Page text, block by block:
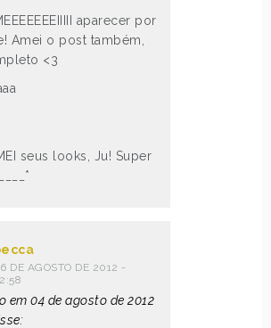
aparecer por
Amei o post também,
<3
seus looks, Ju! Super
DE AGOSTO DE 2012 -
em 04 de agosto de 2012